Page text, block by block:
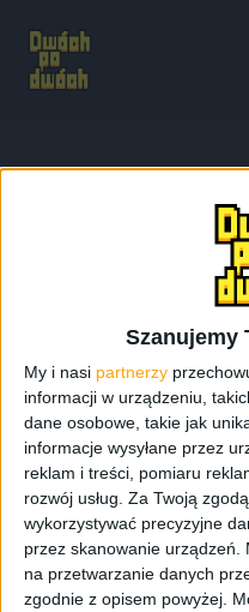
Szanujemy
My i nasi partnerzy
informacji w urządzeniu,
dane osobowe, takie jak
informacje wysyłane przez
reklam i treści, pomiaru
rozwój usług. Za Twoją
wykorzystywać precyzyjne
przez skanowanie urządzeń.
na przetwarzanie danych
zgodnie z opisem powyżej.
Galaxy S 4 4.3
Galaxy